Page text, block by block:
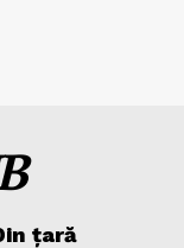
țară